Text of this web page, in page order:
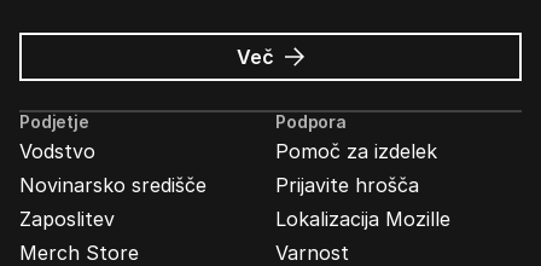
Več o
Oglasi
Mozilla
Podjetje
Vodstvo
Novinarsko središče
Zaposlitev
Merch Store
Podpora
Pomoč za izdelek
Prijavite hrošča
Lokalizacija Mozille
Varnost